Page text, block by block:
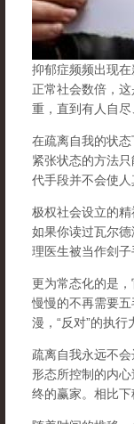
抑郁症频频出现
正常社会数倍，
重，直到有人自
在疏离自我的状
紧张状态的方法
代手段并不会使人
极权社会设立的
如果你读过瓦尔
理医生被当作刽子
更为常态化的是
慢慢的不再需要
漫， “反对”的执行
疏离自我永远不
形态所控制的内
终的赢家。相比